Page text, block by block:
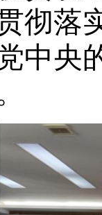
彻落
中央